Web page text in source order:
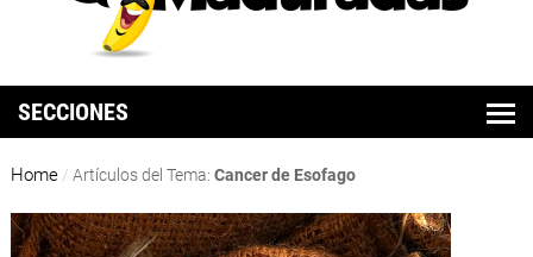
SECCIONES
Home / Artículos del Tema: Cancer de Esofago